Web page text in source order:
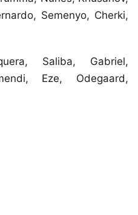
Semenyo, Cherki,
Saliba, Gabriel,
Eze, Odegaard,